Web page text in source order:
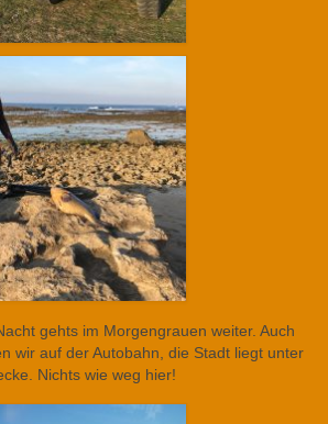
gehts im Morgengrauen weiter. Auch
wir auf der Autobahn, die Stadt liegt unter
Nichts wie weg hier!